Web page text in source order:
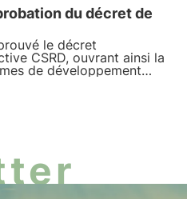
des rapports de
en savoir plus,
du décret de
le décret
CSRD, ouvrant ainsi la
de développement
Cet article présente